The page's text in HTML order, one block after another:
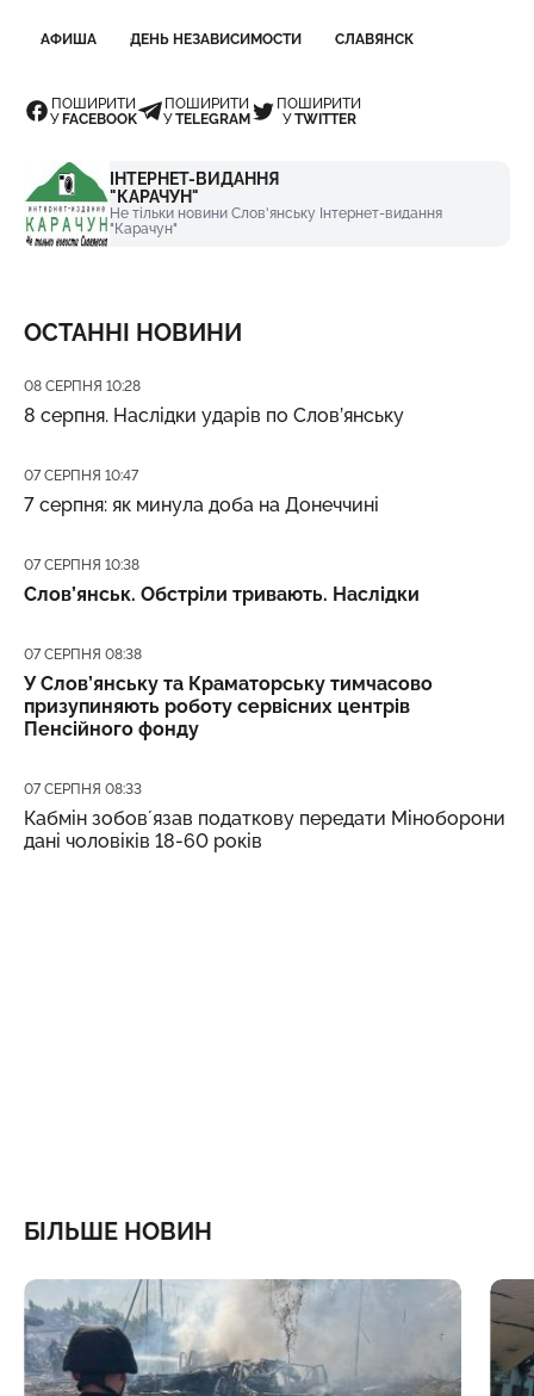
АФИША ДЕНЬ НЕЗАВИСИМОСТИ СЛАВЯНСК
ПОШИРИТИ
УFACEBOOK
ПОШИРИТИ
УTELEGRAM
ПОШИРИТИ
УTWITTER
ІНТЕРНЕТ-ВИДАННЯ
"КАРАЧУН"
Не тільки новини Слов'янську Інтернет-видання
"Карачун"
ОСТАННІ НОВИНИ
Дата публікації
08 СЕРПНЯ 10:28
8 серпня. Наслідки ударів по Слов’янську
Дата публікації
07 СЕРПНЯ 10:47
7 серпня: як минула доба на Донеччині
Дата публікації
07 СЕРПНЯ 10:38
Слов’янськ. Обстріли тривають. Наслідки
Дата публікації
07 СЕРПНЯ 08:38
У Слов’янську та Краматорську тимчасово
призупиняють роботу сервісних центрів
Пенсійного фонду
Дата публікації
07 СЕРПНЯ 08:33
Кабмін зобовʼязав податкову передати Міноборони
дані чоловіків 18-60 років
БІЛЬШЕ НОВИН